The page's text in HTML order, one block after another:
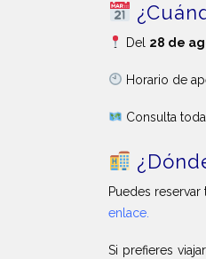
Del 28 de
Horario de
Consulta
Puedes
enlace
Si prefieres